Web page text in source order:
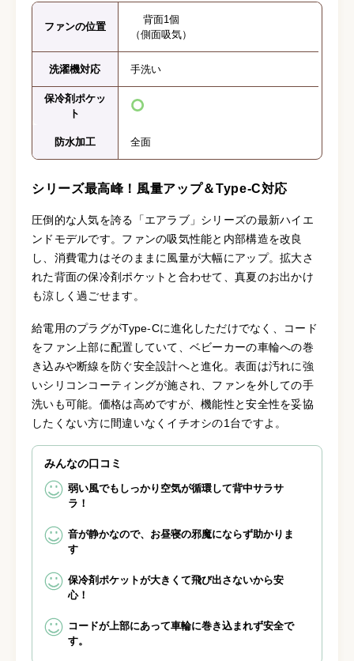
ファンの位置
背面1個
（側面吸気）
洗濯機対応 手洗い
保冷剤ポケッ
ト
防水加工 全面
シリーズ最高峰！風量アップ＆Type-C対応
圧倒的な人気を誇る「エアラブ」シリーズの最新ハイエ
ンドモデルです。ファンの吸気性能と内部構造を改良
し、消費電力はそのままに風量が大幅にアップ。拡大さ
れた背面の保冷剤ポケットと合わせて、真夏のお出かけ
も涼しく過ごせます。
給電用のプラグがType-Cに進化しただけでなく、コード
をファン上部に配置していて、ベビーカーの車輪への巻
き込みや断線を防ぐ安全設計へと進化。表面は汚れに強
いシリコンコーティングが施され、ファンを外しての手
洗いも可能。価格は高めですが、機能性と安全性を妥協
したくない方に間違いなくイチオシの1台ですよ。
みんなの口コミ
弱い風でもしっかり空気が循環して背中サラサ
ラ！
音が静かなので、お昼寝の邪魔にならず助かりま
す
保冷剤ポケットが大きくて飛び出さないから安
心！
コードが上部にあって車輪に巻き込まれず安全で
す。